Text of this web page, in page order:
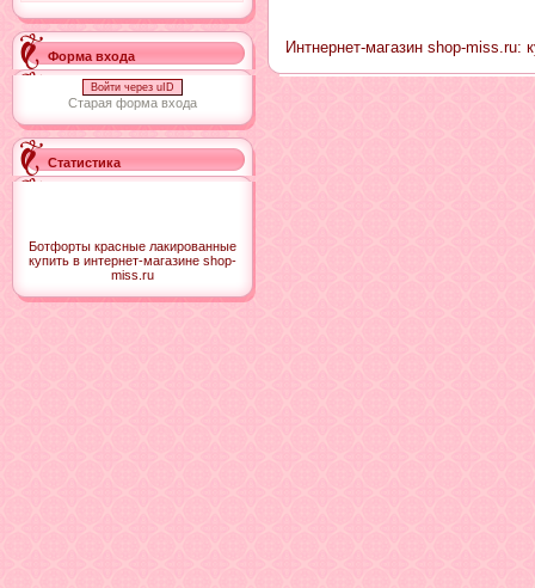
Форма входа
Войти через uID
Старая форма входа
Статистика
Ботфорты красные лакированные
купить в интернет-магазине shop-
miss.ru
Интнернет-магазин shop-miss.ru: